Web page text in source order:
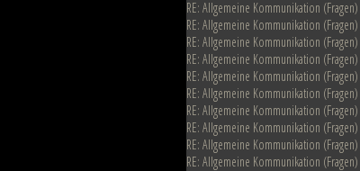
RE: Allgemeine Kommunikation (Fragen)
RE: Allgemeine Kommunikation (Fragen)
RE: Allgemeine Kommunikation (Fragen)
RE: Allgemeine Kommunikation (Fragen)
RE: Allgemeine Kommunikation (Fragen)
RE: Allgemeine Kommunikation (Fragen)
RE: Allgemeine Kommunikation (Fragen)
RE: Allgemeine Kommunikation (Fragen)
RE: Allgemeine Kommunikation (Fragen)
RE: Allgemeine Kommunikation (Fragen)